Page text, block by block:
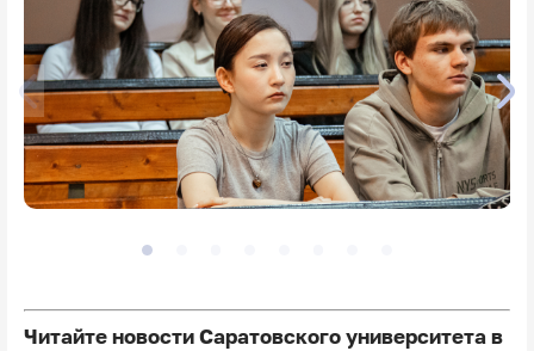
Читайте новости Саратовского университета в